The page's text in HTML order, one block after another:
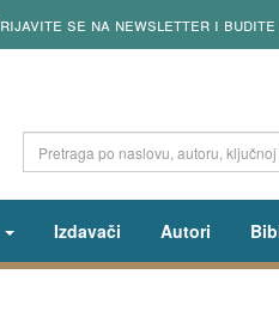
se na newsletter i budite
Izdavači Autori